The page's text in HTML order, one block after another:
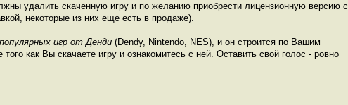
удалить скаченную игру и по желанию приобрести лицензионную версию с
некоторые из них еще есть в продаже).
игр от Денди (Dendy, Nintendo, NES), и он строится по Вашим
как Вы скачаете игру и ознакомитесь с ней. Оставить свой голос - ровно